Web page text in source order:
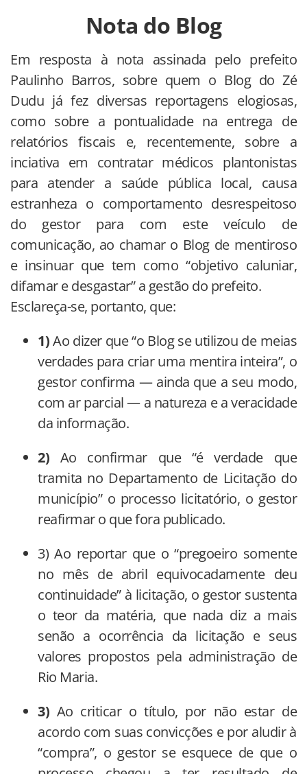
Nota do Blog
Em resposta à nota assinada pelo prefeito
Paulinho Barros, sobre quem o Blog do Zé
Dudu já fez diversas reportagens elogiosas,
como sobre a pontualidade na entrega de
relatórios fiscais e, recentemente, sobre a
inciativa em contratar médicos plantonistas
para atender a saúde pública local, causa
estranheza o comportamento desrespeitoso
do gestor para com este veículo de
comunicação, ao chamar o Blog de mentiroso
e insinuar que tem como “objetivo caluniar,
difamar e desgastar” a gestão do prefeito.
Esclareça-se, portanto, que:
1)Ao dizer que “o Blog se utilizou de meias
verdades para criar uma mentira inteira”, o
gestor confirma — ainda que a seu modo,
com ar parcial — a natureza e a veracidade
da informação.
2) Ao confirmar que “é verdade que
tramita no Departamento de Licitação do
município” o processo licitatório, o gestor
reafirmar o que fora publicado.
3) Ao reportar que o “pregoeiro somente
no mês de abril equivocadamente deu
continuidade” à licitação, o gestor sustenta
o teor da matéria, que nada diz a mais
senão a ocorrência da licitação e seus
valores propostos pela administração de
Rio Maria.
3) Ao criticar o título, por não estar de
acordo com suas convicções e por aludir à
“compra”, o gestor se esquece de que o